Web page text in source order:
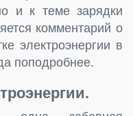
и к теме зарядки
комментарий о
электроэнергии в
поподробнее.